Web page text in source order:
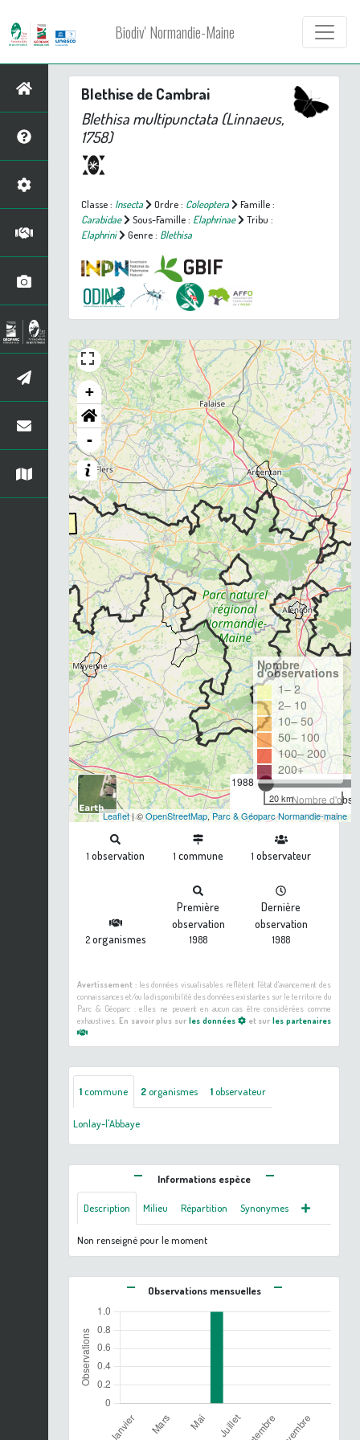
Biodiv' Normandie-Maine
Blethise de Cambrai
Blethisa multipunctata (Linnaeus,
1758)
Classe : Insecta Ordre : Coleoptera
Famille :
Carabidae
Sous-Famille : Elaphrinae
Tribu :
Elaphrini
Genre : Blethisa
+
-
1988
Nombre
Nombre
d'observations
1– 2
2– 10
10– 50
50– 100
100– 200
200+
20 km
Leaflet| ©OpenStreetMap, Parc & Géoparc Normandie-maine
1 observation 1 commune 1 observateur
2organismes
Première
observation
1988
Dernière
observation
1988
Avertissement :les données visualisables reflètent l'état d'avancement des
connaissances et/ou la disponibilité des données existantes sur le territoire du
Parc & Géoparc : elles ne peuvent en aucun cas être considérées comme
exhaustives. En savoir plus sur les données et surles partenaires
1commune 2organismes 1observateur
Lonlay-l'Abbaye
Informations espèce
Description Milieu Répartition Synonymes
Non renseigné pour le moment
Observations mensuelles